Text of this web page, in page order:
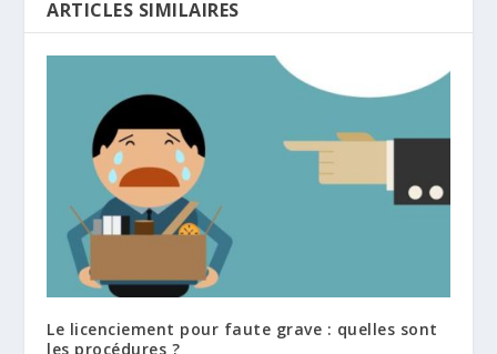
ARTICLES SIMILAIRES
Le licenciement pour faute grave : quelles sont
les procédures ?